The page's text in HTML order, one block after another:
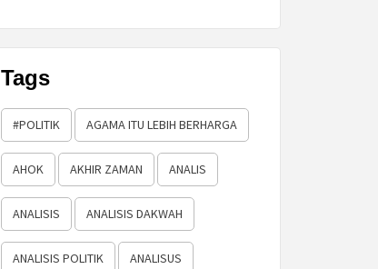
Tags
#POLITIK AGAMA ITU LEBIH BERHARGA
AHOK AKHIR ZAMAN ANALIS
ANALISIS ANALISIS DAKWAH
ANALISIS POLITIK ANALISUS